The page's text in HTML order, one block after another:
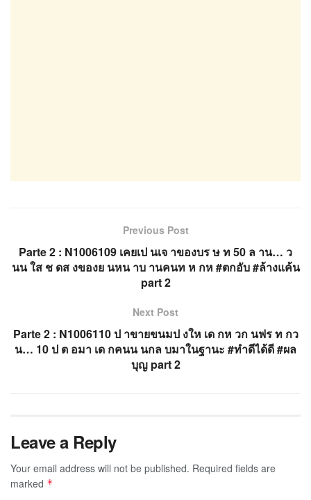
Previous Post
Parte 2 : N1006109 เคยเป นเจ าของบร ษ ท 50 ล าน… ว
นน ใส ช ดส งของย นหน าบ านคนท ห กห #ตกอับ #ล้างแค้น
part 2
Next Post
Parte 2 : N1006110 ป าขายขนมป งให เด กห วก นฟร ท กว
น… 10 ป ต อมา เด กคนน นกล บมาในฐานะ #ทำดีได้ดี #ผล
บุญ part 2
Leave a Reply
Your email address will not be published. Required fields are
marked *